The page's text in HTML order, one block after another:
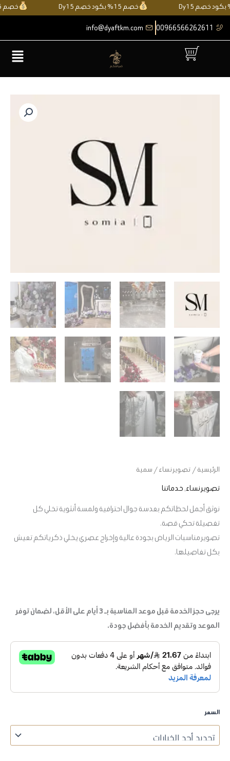
تخطي
خصم 15% بكود خصم Dy15 خصم 15% بكود خصم Dy15
00966566262611
info@dyaftkm.com
القائمة
الرئيسية/ تصوير نساء/ سمية
تصوير نساء, خدماتنا
نوثق أجمل لحظاتكم بعدسة جوال احترافية ولمسة أنثوية تخلي كل
تفصيلة تحكي قصة.
تصوير مناسبات الرياض بجودة عالية وإخراج عصري يخلي ذكرياتكم تعيش
بكل تفاصيلها.
يرجى حجز الخدمة قبل موعد المناسبة بـ 3 أيام على الأقل، لضمان توفر
الموعد وتقديم الخدمة بأفضل جودة.
السعر